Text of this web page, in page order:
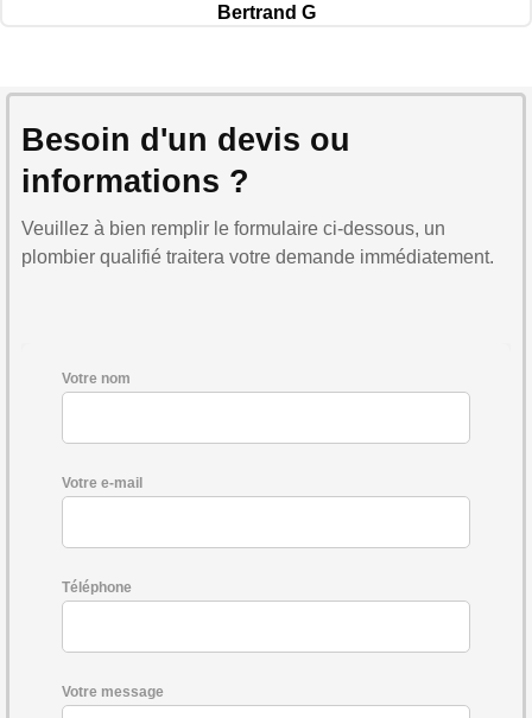
Bertrand G
Besoin d'un devis ou
informations ?
Veuillez à bien remplir le formulaire ci-dessous, un
plombier qualifié traitera votre demande immédiatement.
Votre nom
Votre e-mail
Téléphone
Votre message